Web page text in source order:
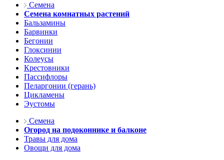
Семена
Семена комнатных растений
Бальзамины
Барвинки
Бегонии
Глоксинии
Колеусы
Крестовники
Пассифлоры
Пеларгонии (герань)
Цикламены
Эустомы
Семена
Огород на подоконнике и балконе
Травы для дома
Овощи для дома